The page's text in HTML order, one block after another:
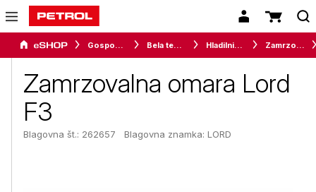
Gospodinjski aparati Bela tehnika Hladilniki in zamrzovalniki Zamrzovalne omare in skrinje
Zamrzovalna omara Lord
F3
Blagovna št.: 262657 Blagovna znamka: LORD